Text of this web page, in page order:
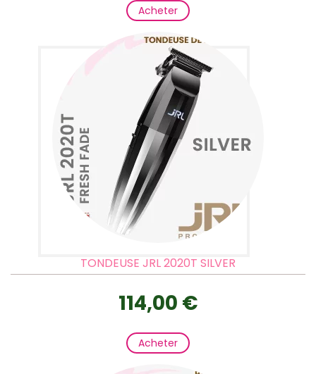
Acheter
TONDEUSE JRL 2020T SILVER
114,00 €
Acheter